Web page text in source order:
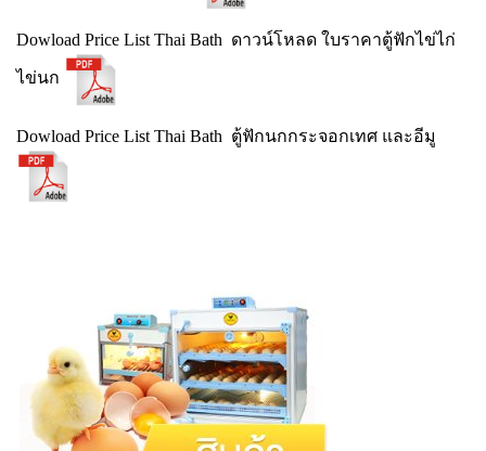
Dowload Price List Thai Bath ดาวน์โหลด ใบราคาตู้ฟักไข่ไก่
ไข่นก
Dowload Price List Thai Bath ตู้ฟักนกกระจอกเทศ และอีมู